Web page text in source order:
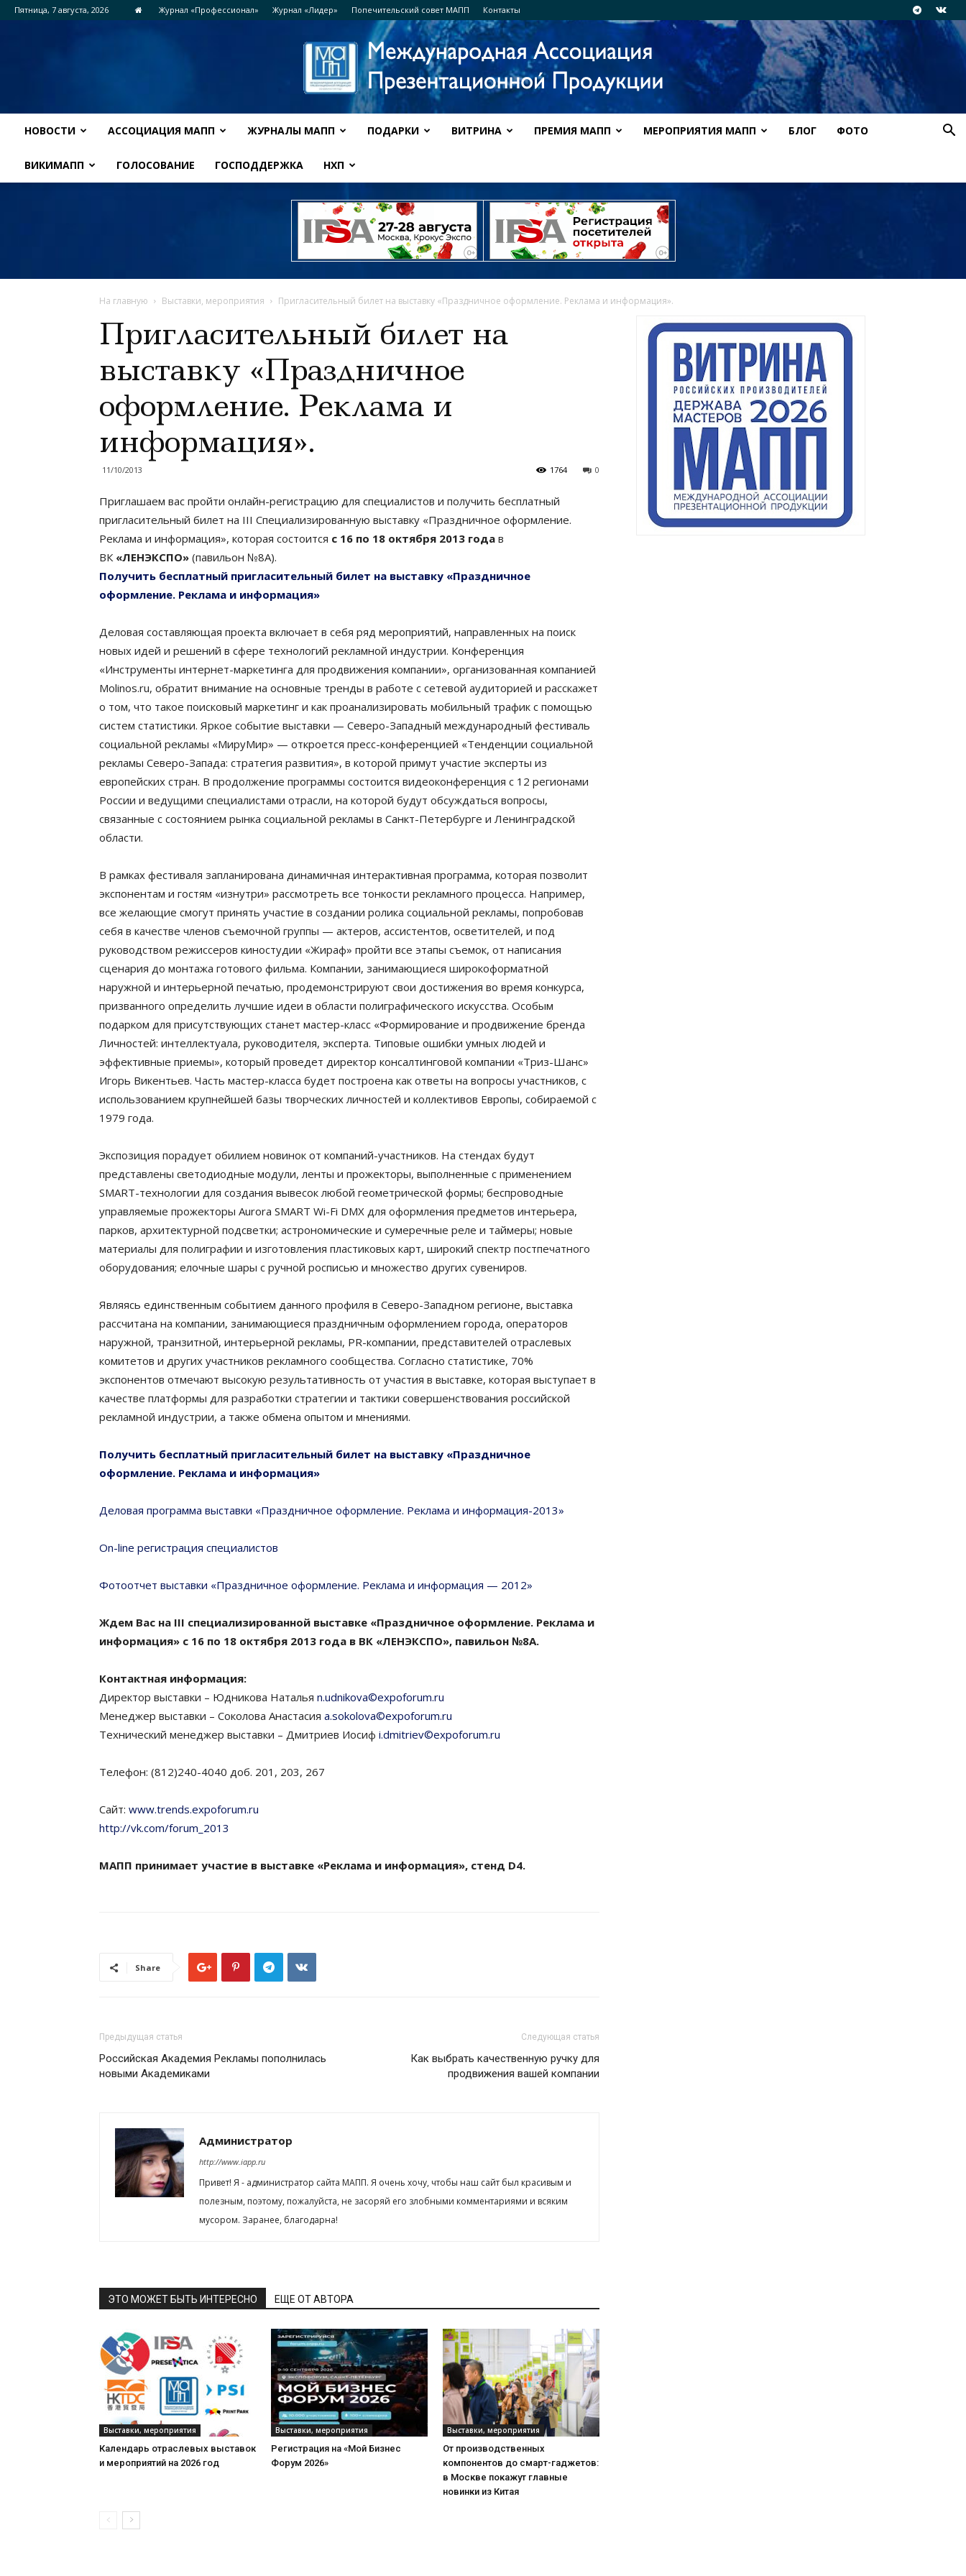
Пятница, 7 августа, 2026 Журнал «Профессионал» Журнал «Лидер» Попечительский совет МАПП Контакты
НОВОСТИ АССОЦИАЦИЯ МАПП ЖУРНАЛЫ МАПП ПОДАРКИ ВИТРИНА ПРЕМИЯ МАПП МЕРОПРИЯТИЯ МАПП БЛОГ ФОТО
ВИКИМАПП ГОЛОСОВАНИЕ ГОСПОДДЕРЖКА НХП
На главную Выставки, мероприятия Пригласительный билет на выставку «Праздничное оформление. Реклама и информация».
Пригласительный билет на
выставку «Праздничное
оформление. Реклама и
информация».
11/10/2013 0
1764
Приглашаем вас пройти онлайн-регистрацию для специалистов и получить бесплатный
пригласительный билет на III Специализированную выставку «Праздничное оформление.
Реклама и информация», которая состоится с 16 по 18 октября 2013 года в
ВК «ЛЕНЭКСПО» (павильон №8А).
Получить бесплатный пригласительный билет на выставку «Праздничное
оформление. Реклама и информация»
Деловая составляющая проекта включает в себя ряд мероприятий, направленных на поиск
новых идей и решений в сфере технологий рекламной индустрии. Конференция
«Инструменты интернет-маркетинга для продвижения компании», организованная компанией
Molinos.ru, обратит внимание на основные тренды в работе с сетевой аудиторией и расскажет
о том, что такое поисковый маркетинг и как проанализировать мобильный трафик с помощью
систем статистики. Яркое событие выставки — Северо-Западный международный фестиваль
социальной рекламы «МируМир» — откроется пресс-конференцией «Тенденции социальной
рекламы Северо-Запада: стратегия развития», в которой примут участие эксперты из
европейских стран. В продолжение программы состоится видеоконференция с 12 регионами
России и ведущими специалистами отрасли, на которой будут обсуждаться вопросы,
связанные с состоянием рынка социальной рекламы в Санкт-Петербурге и Ленинградской
области.
В рамках фестиваля запланирована динамичная интерактивная программа, которая позволит
экспонентам и гостям «изнутри» рассмотреть все тонкости рекламного процесса. Например,
все желающие смогут принять участие в создании ролика социальной рекламы, попробовав
себя в качестве членов съемочной группы — актеров, ассистентов, осветителей, и под
руководством режиссеров киностудии «Жираф» пройти все этапы съемок, от написания
сценария до монтажа готового фильма. Компании, занимающиеся широкоформатной
наружной и интерьерной печатью, продемонстрируют свои достижения во время конкурса,
призванного определить лучшие идеи в области полиграфического искусства. Особым
подарком для присутствующих станет мастер-класс «Формирование и продвижение бренда
Личностей: интеллектуала, руководителя, эксперта. Типовые ошибки умных людей и
эффективные приемы», который проведет директор консалтинговой компании «Триз-Шанс»
Игорь Викентьев. Часть мастер-класса будет построена как ответы на вопросы участников, с
использованием крупнейшей базы творческих личностей и коллективов Европы, собираемой с
1979 года.
Экспозиция порадует обилием новинок от компаний-участников. На стендах будут
представлены светодиодные модули, ленты и прожекторы, выполненные с применением
SMART-технологии для создания вывесок любой геометрической формы; беспроводные
управляемые прожекторы Aurora SMART Wi-Fi DMX для оформления предметов интерьера,
парков, архитектурной подсветки; астрономические и сумеречные реле и таймеры; новые
материалы для полиграфии и изготовления пластиковых карт, широкий спектр постпечатного
оборудования; елочные шары с ручной росписью и множество других сувениров.
Являясь единственным событием данного профиля в Северо-Западном регионе, выставка
рассчитана на компании, занимающиеся праздничным оформлением города, операторов
наружной, транзитной, интерьерной рекламы, PR-компании, представителей отраслевых
комитетов и других участников рекламного сообщества. Согласно статистике, 70%
экспонентов отмечают высокую результативность от участия в выставке, которая выступает в
качестве платформы для разработки стратегии и тактики совершенствования российской
рекламной индустрии, а также обмена опытом и мнениями.
Получить бесплатный пригласительный билет на выставку «Праздничное
оформление. Реклама и информация»
Деловая программа выставки «Праздничное оформление. Реклама и информация-2013»
On-line регистрация специалистов
Фотоотчет выставки «Праздничное оформление. Реклама и информация — 2012»
Ждем Вас на III специализированной выставке «Праздничное оформление. Реклама и
информация» с 16 по 18 октября 2013 года в ВК «ЛЕНЭКСПО», павильон №8А.
Контактная информация:
Директор выставки – Юдникова Наталья n.udnikova©expoforum.ru
Менеджер выставки – Соколова Анастасия a.sokolova©expoforum.ru
Технический менеджер выставки – Дмитриев Иосиф i.dmitriev©expoforum.ru
Телефон: (812)240-4040 доб. 201, 203, 267
Сайт: www.trends.expoforum.ru
http://vk.com/forum_2013
МАПП принимает участие в выставке «Реклама и информация», стенд D4.
Share
Предыдущая статья
Российская Академия Рекламы пополнилась
новыми Академиками
Следующая статья
Как выбрать качественную ручку для
продвижения вашей компании
Администратор
http://www.iapp.ru
Привет! Я - администратор сайта МАПП. Я очень хочу, чтобы наш сайт был красивым и
полезным, поэтому, пожалуйста, не засоряй его злобными комментариями и всяким
мусором. Заранее, благодарна!
ЭТО МОЖЕТ БЫТЬ ИНТЕРЕСНО ЕЩЕ ОТ АВТОРА
Выставки, мероприятия
Календарь отраслевых выставок
и мероприятий на 2026 год
Выставки, мероприятия
Регистрация на «Мой Бизнес
Форум 2026»
Выставки, мероприятия
От производственных
компонентов до смарт-гаджетов:
в Москве покажут главные
новинки из Китая